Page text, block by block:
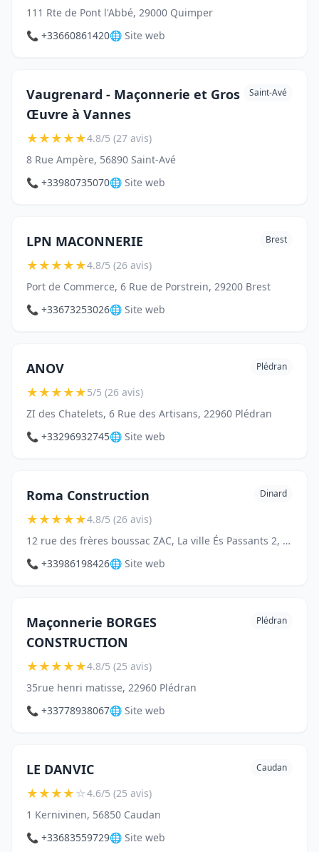
111 Rte de Pont l'Abbé, 29000 Quimper
📞 +33660861420🌐 Site web
Vaugrenard - Maçonnerie et Gros
Œuvre à Vannes
Saint-Avé
★★★★★4.8/5 (27 avis)
8 Rue Ampère, 56890 Saint-Avé
📞 +33980735070🌐 Site web
LPN MACONNERIE Brest
★★★★★4.8/5 (26 avis)
Port de Commerce, 6 Rue de Porstrein, 29200 Brest
📞 +33673253026🌐 Site web
ANOV Plédran
★★★★★5/5 (26 avis)
ZI des Chatelets, 6 Rue des Artisans, 22960 Plédran
📞 +33296932745🌐 Site web
Roma Construction Dinard
★★★★★4.8/5 (26 avis)
12 rue des frères boussac ZAC, La ville És Passants 2, 35800 Dinard
📞 +33986198426🌐 Site web
Maçonnerie BORGES
CONSTRUCTION
Plédran
★★★★★4.8/5 (25 avis)
35rue henri matisse, 22960 Plédran
📞 +33778938067🌐 Site web
LE DANVIC Caudan
★★★★☆4.6/5 (25 avis)
1 Kernivinen, 56850 Caudan
📞 +33683559729🌐 Site web